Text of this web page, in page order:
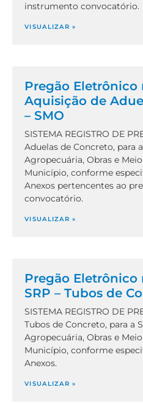
instrumento convocatório.
VISUALIZAR »
Pregão Eletrônico
Aquisição de
– SMO
SISTEMA REGISTRO DE
Aduelas de Concreto, para
Agropecuária, Obras e
Município, conforme
Anexos pertencentes ao
convocatório.
VISUALIZAR »
Pregão Eletrônico
SRP – Tubos de
SISTEMA REGISTRO DE
Tubos de Concreto, para a
Agropecuária, Obras e
Município, conforme
Anexos.
VISUALIZAR »